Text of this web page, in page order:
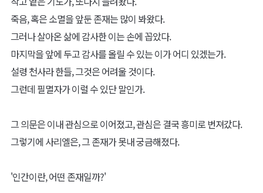
죽음, 혹은 소멸을 앞둔 존재는 많이 봐왔다.
그러나 살아온 삶에 감사한 이는 손에 꼽았다.
마지막을 앞에 두고 감사를 올릴 수 있는 이가 어디 있겠는가.
설령 천사라 한들, 그것은 어려울 것이다.
그런데 필멸자가 이럴 수 있단 말인가.
그 의문은 이내 관심으로 이어졌고, 관심은 결국 흥미로 번져갔다.
그렇기에 사리엘은, 그 존재가 못내 궁금해졌다.
'인간이란, 어떤 존재일까?'